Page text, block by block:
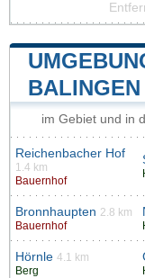
BALINGEN
im Gebiet und in
Reichenbacher Hof
1.4 km
Bauernhof
Bronnhaupten 2.8 km
Bauernhof
Hörnle 4.1 km
Berg